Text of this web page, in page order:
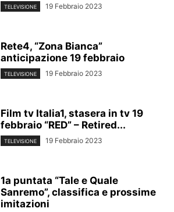
TELEVISIONE 19 Febbraio 2023
Rete4, “Zona Bianca”
anticipazione 19 febbraio
TELEVISIONE 19 Febbraio 2023
Film tv Italia1, stasera in tv 19
febbraio “RED” – Retired...
TELEVISIONE 19 Febbraio 2023
1a puntata “Tale e Quale
Sanremo”, classifica e prossime
imitazioni